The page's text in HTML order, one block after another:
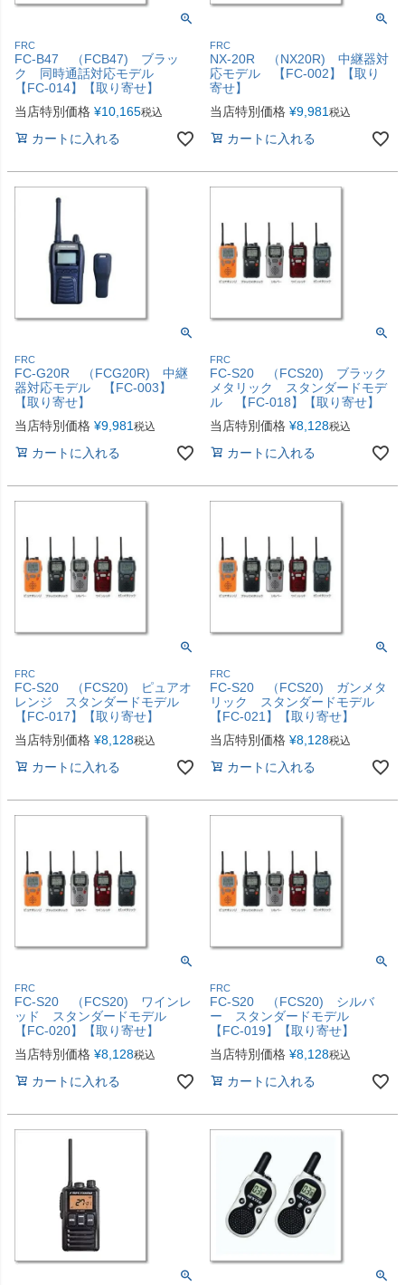
FRC
FC-B47 （FCB47) ブラッ
ク 同時通話対応モデル
【FC-014】【取り寄せ】
当店特別価格 ¥10,165税込
カートに入れる
FRC
NX-20R （NX20R) 中継器対
応モデル 【FC-002】【取り
寄せ】
当店特別価格 ¥9,981 税込
カートに入れる
FRC
FC-G20R （FCG20R) 中継
器対応モデル 【FC-003】
【取り寄せ】
当店特別価格 ¥9,981 税込
カートに入れる
FRC
FC-S20 （FCS20) ブラック
メタリック スタンダードモデ
ル 【FC-018】【取り寄せ】
当店特別価格 ¥8,128税込
カートに入れる
FRC
FC-S20 （FCS20) ピュアオ
レンジ スタンダードモデル
【FC-017】【取り寄せ】
当店特別価格 ¥8,128税込
カートに入れる
FRC
FC-S20 （FCS20) ガンメタ
リック スタンダードモデル
【FC-021】【取り寄せ】
当店特別価格 ¥8,128税込
カートに入れる
FRC
FC-S20 （FCS20) ワインレ
ッド スタンダードモデル
【FC-020】【取り寄せ】
当店特別価格 ¥8,128税込
カートに入れる
FRC
FC-S20 （FCS20) シルバ
ー スタンダードモデル
【FC-019】【取り寄せ】
当店特別価格 ¥8,128税込
カートに入れる